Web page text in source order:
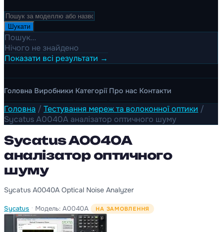
Шукати
Пошук...
Нічого не знайдено
Показати всі результати →
Головна Виробники Категорії Про нас Контакти
Головна / Тестування мереж та волоконної оптики /
Sycatus A0040A аналізатор оптичного шуму
Sycatus A0040A
аналізатор оптичного
шуму
Sycatus A0040A Optical Noise Analyzer
Sycatus · Модель: A0040A НА ЗАМОВЛЕННЯ